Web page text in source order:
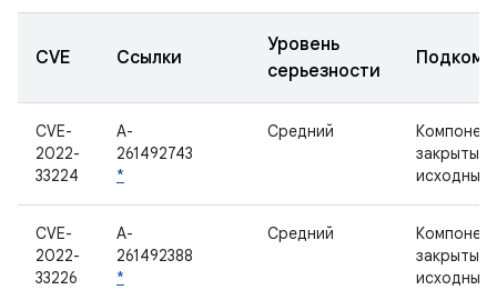
CVE Ссылки
Уровень
серьезности
CVE-
2022-
33224
A-
261492743
*
Средний
закрытым
исходным
CVE-
2022-
33226
A-
261492388
*
Средний
закрытым
исходным